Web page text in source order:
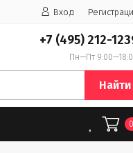
Вход
+7 (495) 212-
Пн—Пт
Найти